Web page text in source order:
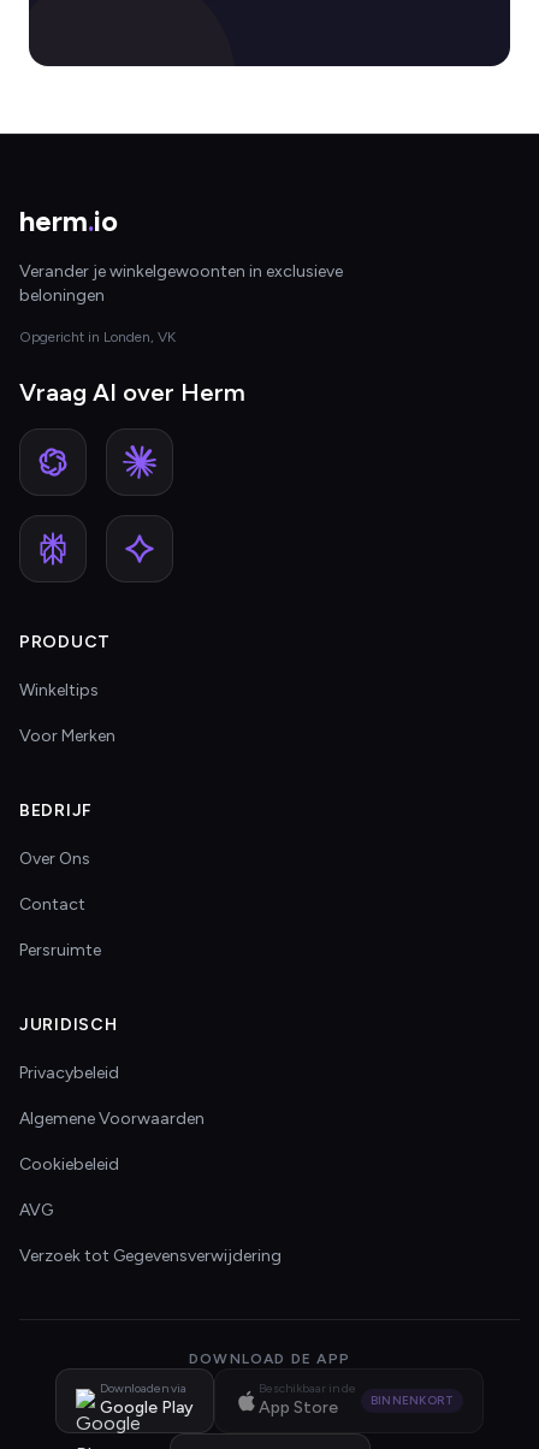
herm.io
Verander je winkelgewoonten in exclusieve
beloningen
Opgericht in Londen, VK
Vraag AI over Herm
PRODUCT
Winkeltips
Voor Merken
BEDRIJF
Over Ons
Contact
Persruimte
JURIDISCH
Privacybeleid
Algemene Voorwaarden
Cookiebeleid
AVG
Verzoek tot Gegevensverwijdering
DOWNLOAD DE APP
Downloaden via
Google Play
Beschikbaar in de
App Store BINNENKORT